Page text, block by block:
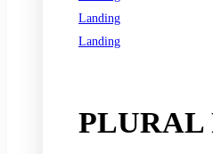
Landing
Landing
PLURAL